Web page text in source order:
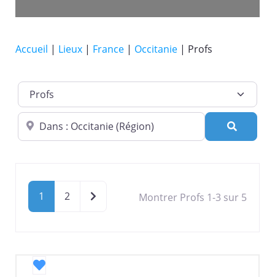
Accueil | Lieux | France | Occitanie | Profs
Catégorie de lieu
Dans quelle ville ?
1 2 Older postsMontrer Profs 1-3 sur 5
Favori